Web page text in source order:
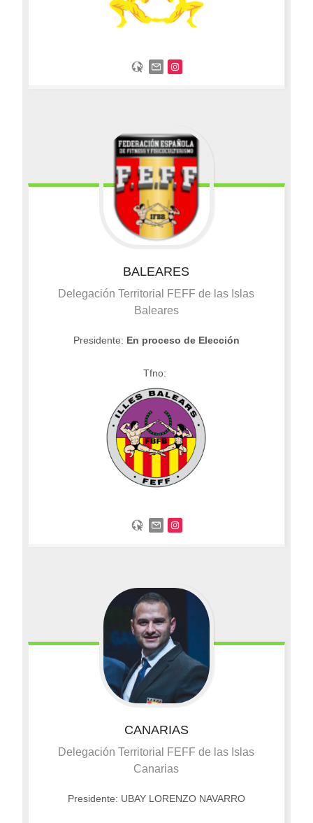
BALEARES
Delegación Territorial FEFF de las Islas
Baleares
Presidente: En proceso de Elección
Tfno:
CANARIAS
Delegación Territorial FEFF de las Islas
Canarias
Presidente: UBAY LORENZO NAVARRO